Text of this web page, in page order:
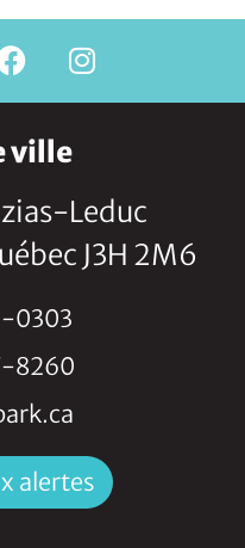
ville
Leduc
J3H 2M6
0303
8260
alertes